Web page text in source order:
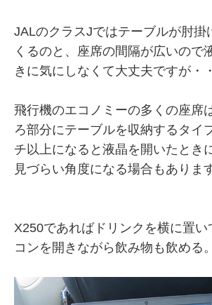
JALのクラスJではテーブルが肘掛
くるのと、座席の間隔が広いので
きに気にしなくて大丈夫ですが・
飛行機のエコノミーの多くの座席
ろ部分にテーブルを収納するタイ
チ以上になると液晶を開いたとき
見づらい角度になる場合もありま
X250であればドリンクを横に置い
コンを開きながら飲み物も飲める。